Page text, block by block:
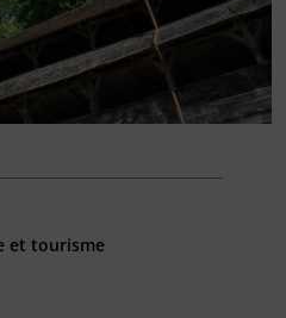
et tourisme